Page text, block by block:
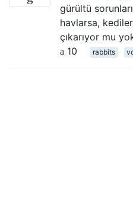
gürültü
havlarsa,
çıkarıyor mu
10
rabbits